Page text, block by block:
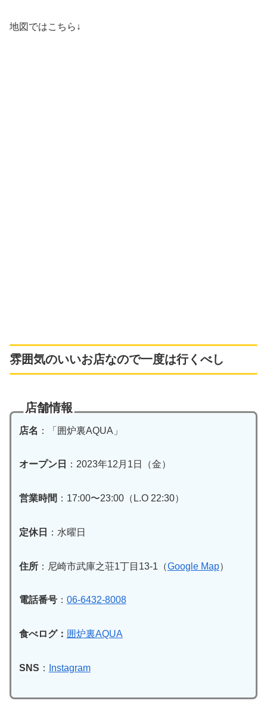
地図ではこちら↓
雰囲気のいいお店なので一度は行くべし
店舗情報
店名 ：「囲炉裏AQUA」
オープン日 ：2023年12月1日（金）
営業時間 ：17:00〜23:00（L.O 22:30）
定休日 ：水曜日
住所：尼崎市武庫之荘1丁目13-1（Google Map）
電話番号： 06-6432-8008⁡
食べログ： 囲炉裏AQUA
SNS ： Instagram